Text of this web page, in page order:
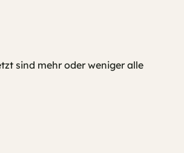
sind mehr oder weniger alle